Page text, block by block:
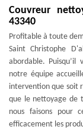
Couvreur
43340
Profitable à toute
Saint Christophe
abordable.
notre équipe
intervention que soit
que le nettoyage de
nous faisons pour
efficacement les